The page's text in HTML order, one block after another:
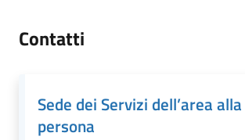
Contatti
Sede dei Servizi dell’area alla
persona